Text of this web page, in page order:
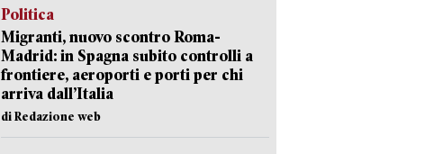
Politica
Migranti, nuovo scontro Roma-
Madrid: in Spagna subito controlli a
frontiere, aeroporti e porti per chi
arriva dall’Italia
di Redazione web